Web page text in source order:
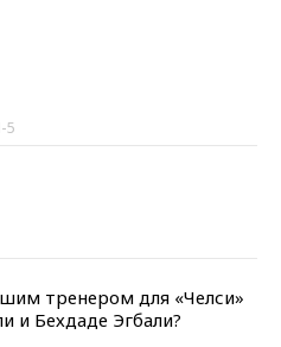
5
тренером для «Челси»
и Бехдаде Эгбали?